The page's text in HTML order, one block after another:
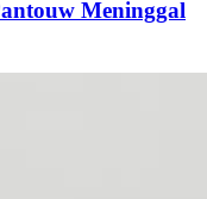
Meninggal